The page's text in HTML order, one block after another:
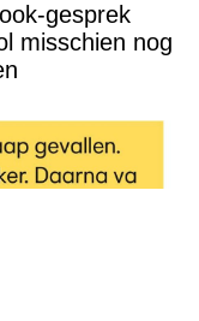
gesprek
misschien nog